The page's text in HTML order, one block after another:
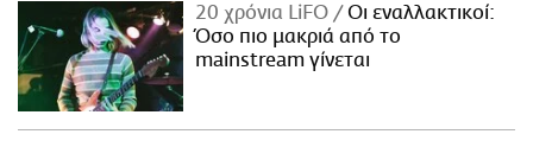
20 χρόνια LiFO
Οι εναλλακτικοί:
Όσο πιο μακριά από το
mainstream γίνεται